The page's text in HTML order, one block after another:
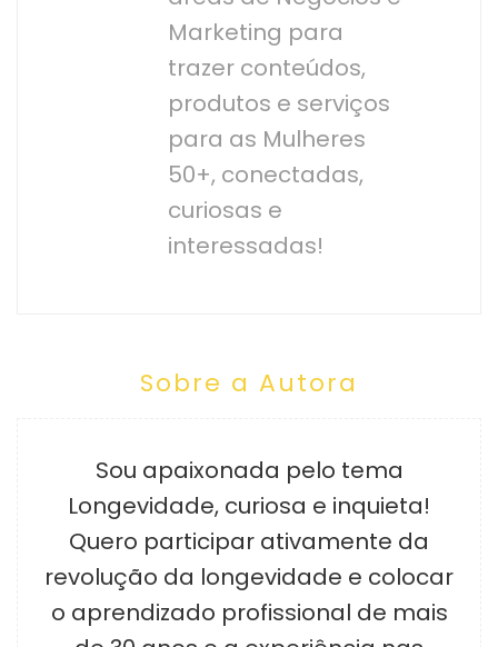
Marketing para
trazer conteúdos,
produtos e serviços
para as Mulheres
50+, conectadas,
curiosas e
interessadas!
Sobre a Autora
Sou apaixonada pelo tema
Longevidade, curiosa e inquieta!
Quero participar ativamente da
revolução da longevidade e colocar
o aprendizado profissional de mais